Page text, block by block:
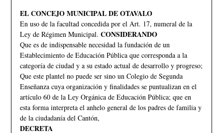
EL CONCEJO MUNICIPAL DE OTAVALO
En uso de la facultad concedida por el Art. 17, numeral de la
Ley de Régimen Municipal. CONSIDERANDO
Que es de indispensable necesidad la fundación de un
Establecimiento de Educación Pública que corresponda a la
categoría de ciudad y a su estado actual de desarrollo y progreso;
Que este plantel no puede ser sino un Colegio de Segunda
Enseñanza cuya organización y finalidades se puntualizan en el
artículo 60 de la Ley Orgánica de Educación Pública; que en
esta forma interpreta el anhelo general de los padres de familia y
de la ciudadanía del Cantón,
DECRETA